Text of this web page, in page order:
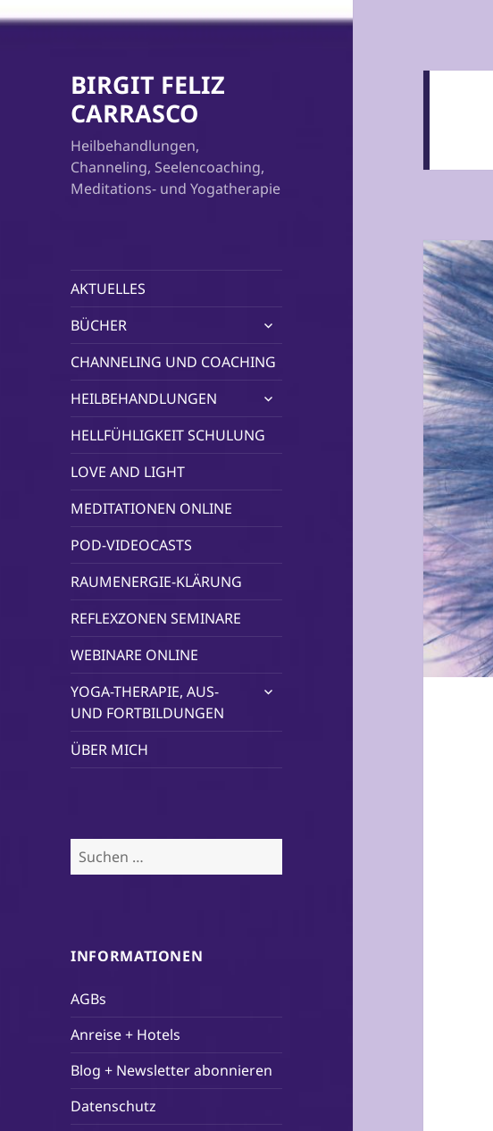
BIRGIT FELIZ
CARRASCO
Heilbehandlungen,
Channeling, Seelencoaching,
Meditations- und Yogatherapie
AKTUELLES
BÜCHER
untermenü
CHANNELING UND COACHING
HEILBEHANDLUNGEN
untermenü
öffnen
HELLFÜHLIGKEIT SCHULUNG
LOVE AND LIGHT
MEDITATIONEN ONLINE
POD-VIDEOCASTS
RAUMENERGIE-KLÄRUNG
REFLEXZONEN SEMINARE
WEBINARE ONLINE
YOGA-THERAPIE, AUS-
UND FORTBILDUNGEN
untermenü
ÜBER MICH
Suchen
nach:
INFORMATIONEN
AGBs
Anreise + Hotels
Blog + Newsletter abonnieren
Datenschutz